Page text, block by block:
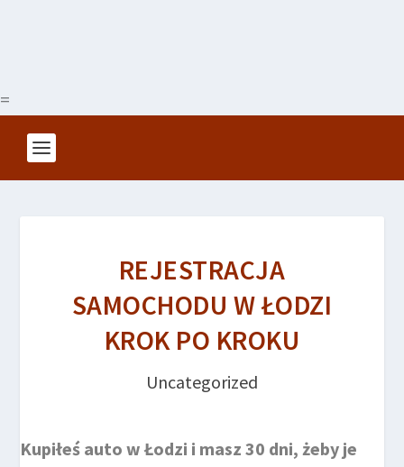
=
REJESTRACJA
SAMOCHODU W ŁODZI
KROK PO KROKU
Uncategorized
Kupiłeś auto w Łodzi i masz 30 dni, żeby je